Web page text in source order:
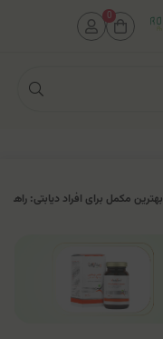
بهترین مکمل برای افراد دیابتی:
0